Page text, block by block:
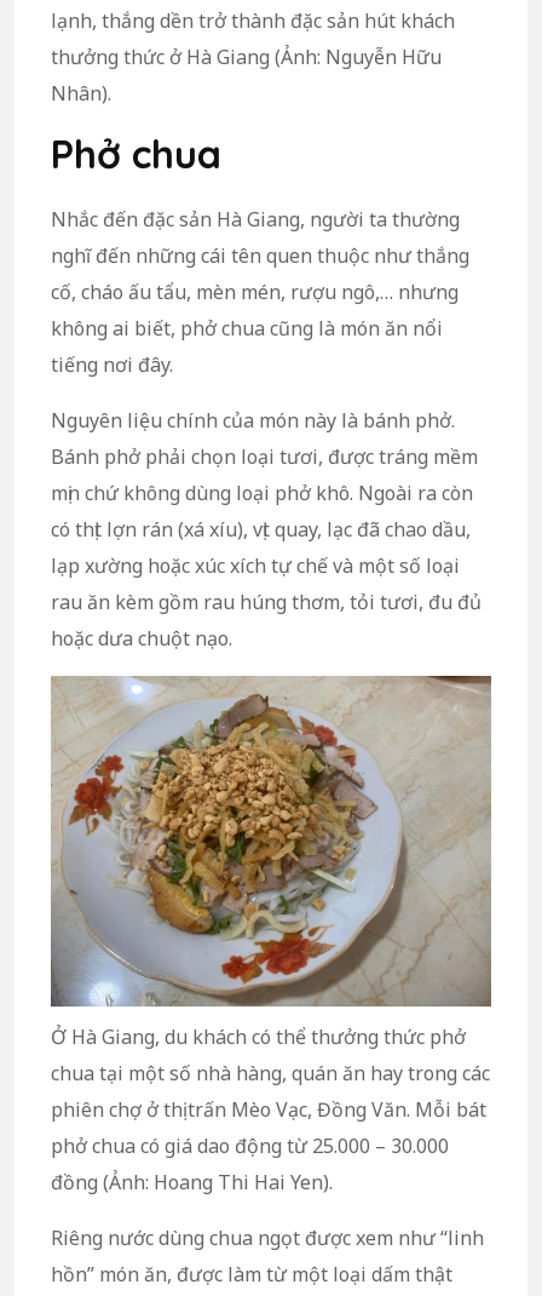
lạnh, thắng dền trở thành đặc sản hút khách
thưởng thức ở Hà Giang (Ảnh: Nguyễn Hữu
Nhân).
Phở chua
Nhắc đến đặc sản Hà Giang, người ta thường
nghĩ đến những cái tên quen thuộc như thắng
cố, cháo ấu tẩu, mèn mén, rượu ngô,… nhưng
không ai biết, phở chua cũng là món ăn nổi
tiếng nơi đây.
Nguyên liệu chính của món này là bánh phở.
Bánh phở phải chọn loại tươi, được tráng mềm
mịn chứ không dùng loại phở khô. Ngoài ra còn
có thịt lợn rán (xá xíu), vịt quay, lạc đã chao dầu,
lạp xường hoặc xúc xích tự chế và một số loại
rau ăn kèm gồm rau húng thơm, tỏi tươi, đu đủ
hoặc dưa chuột nạo.
Ở Hà Giang, du khách có thể thưởng thức phở
chua tại một số nhà hàng, quán ăn hay trong các
phiên chợ ở thị trấn Mèo Vạc, Đồng Văn. Mỗi bát
phở chua có giá dao động từ 25.000 – 30.000
đồng (Ảnh: Hoang Thi Hai Yen).
Riêng nước dùng chua ngọt được xem như “linh
hồn” món ăn, được làm từ một loại dấm thật